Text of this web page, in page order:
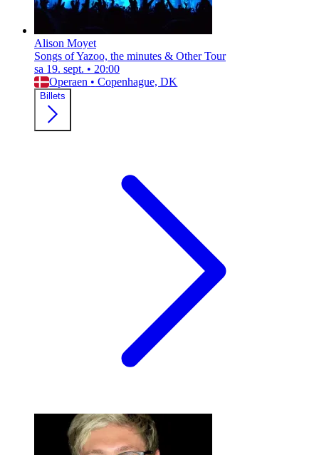
Alison Moyet
Songs of Yazoo, the minutes & Other Tour
sa 19. sept. • 20:00
Operaen • Copenhague, DK
Billets